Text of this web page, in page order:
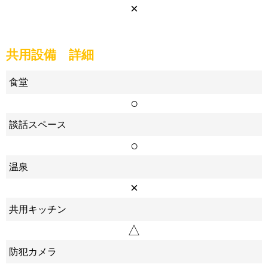
×
共用設備 詳細
食堂
○
談話スペース
○
温泉
×
共用キッチン
△
防犯カメラ